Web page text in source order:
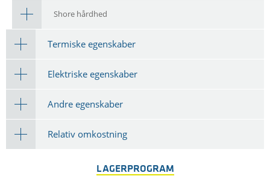
Shore hårdhed
Termiske egenskaber
Elektriske egenskaber
Andre egenskaber
Relativ omkostning
LAGERPROGRAM